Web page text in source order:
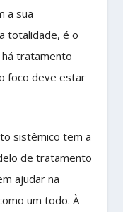
a sua
totalidade, é o
tratamento
foco deve estar
sistêmico tem a
de tratamento
ajudar na
um todo. À